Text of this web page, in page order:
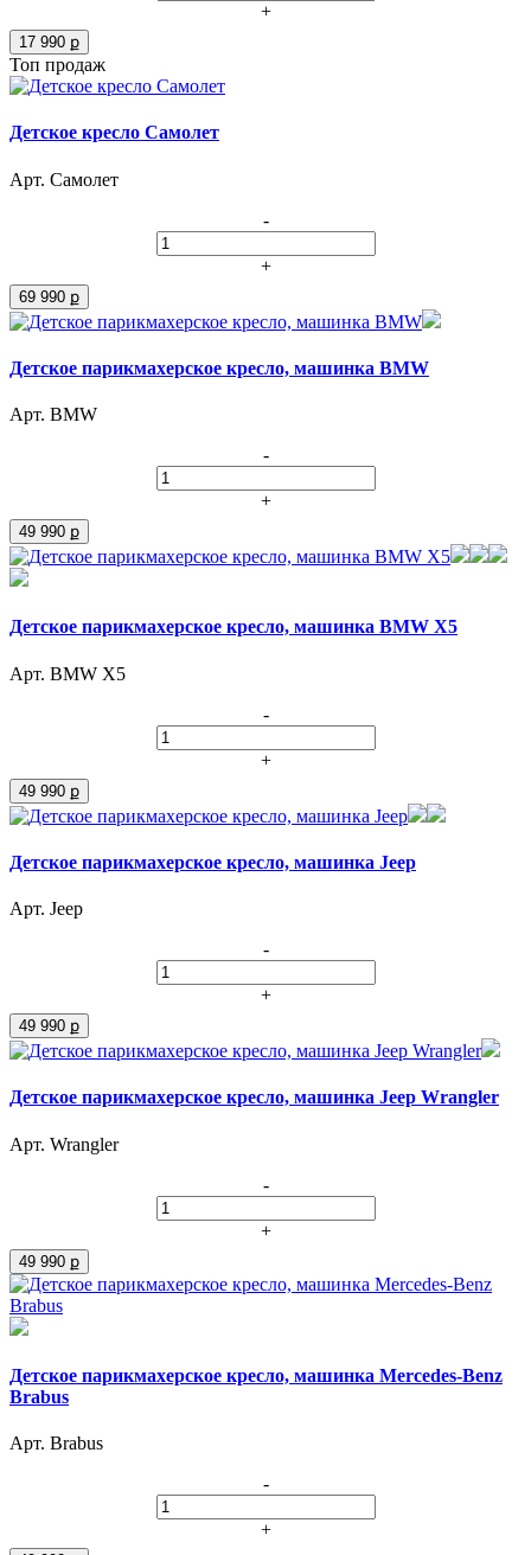
+
17 990 ք
Топ продаж
Детское кресло Самолет
Арт. Самолет
-
+
69 990 ք
Детское парикмахерское кресло, машинка BMW
Арт. BMW
-
+
49 990 ք
Детское парикмахерское кресло, машинка BMW X5
Арт. BMW X5
-
+
49 990 ք
Детское парикмахерское кресло, машинка Jeep
Арт. Jeep
-
+
49 990 ք
Детское парикмахерское кресло, машинка Jeep Wrangler
Арт. Wrangler
-
+
49 990 ք
Детское парикмахерское кресло, машинка Mercedes-Benz
Brabus
Арт. Brabus
-
+